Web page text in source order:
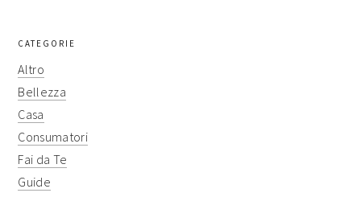
CATEGORIE
Altro
Bellezza
Casa
Consumatori
Fai da Te
Guide